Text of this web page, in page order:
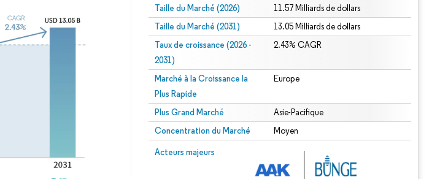
Taille du Marché (2026) 11.57 Milliards de dollars
Taille du Marché (2031) 13.05 Milliards de dollars
Taux de croissance (2026 -
2031)
2.43% CAGR
Marché à la Croissance la
Plus Rapide
Europe
Plus Grand Marché Asie-Pacifique
Concentration du Marché Moyen
Acteurs majeurs
Image © Mordor Intelligence. La réutilisation nécessite une attribution sous CC BY 4.0.
Image © Mordor Intelligence. La réutilisation nécessite une attribution sous CC BY 4.0.